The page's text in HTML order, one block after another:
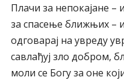
Плачи за непокајане –
за спасење ближњих –
одговарај на увреду
савлађуј зло добром,
моли се Богу за оне